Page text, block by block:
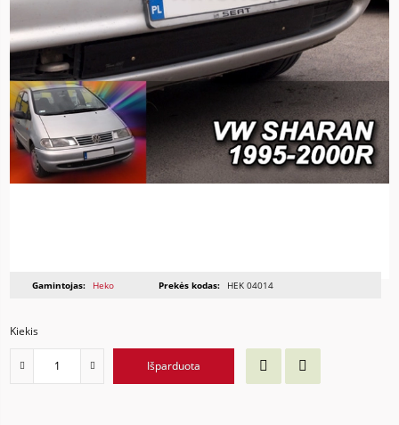
Gamintojas: Heko Prekės kodas: HEK 04014
Kiekis
Išparduota